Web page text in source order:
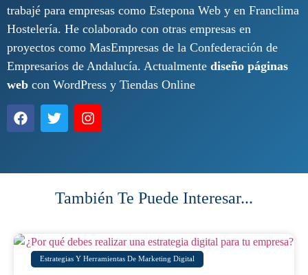
trabajé para empresas como Estepona Web y en Franclima
Hostelería. He colaborado con otras empresas en
proyectos como MasEmpresas de la Confederación de
Empresarios de Andalucía. Actualmente diseño páginas
web con WordPress y Tiendas Online
También Te Puede Interesar...
Estrategias Y Herramientas De Marketing Digital